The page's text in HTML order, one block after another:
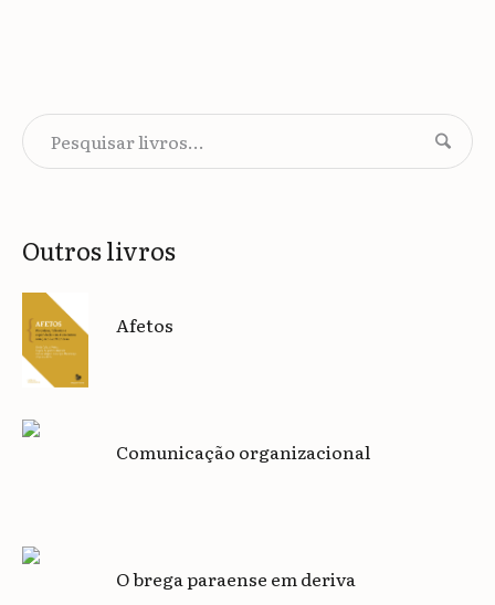
Outros livros
Afetos
Comunicação organizacional
O brega paraense em deriva